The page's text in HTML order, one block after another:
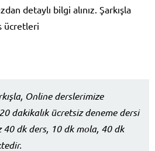
detaylı bilgi alınız. Şarkışla
ücretleri
Online derslerimize
dakikalık ücretsiz deneme dersi
40 dk ders, 10 dk mola, 40 dk